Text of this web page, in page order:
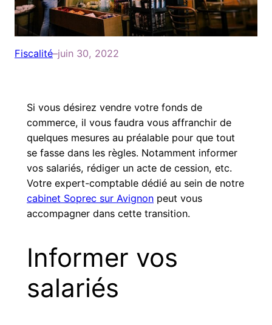
Fiscalité–juin 30, 2022
Si vous désirez vendre votre fonds de
commerce, il vous faudra vous affranchir de
quelques mesures au préalable pour que tout
se fasse dans les règles. Notamment informer
vos salariés, rédiger un acte de cession, etc.
Votre expert-comptable dédié au sein de notre
cabinet Soprec sur Avignon peut vous
accompagner dans cette transition.
Informer vos
salariés